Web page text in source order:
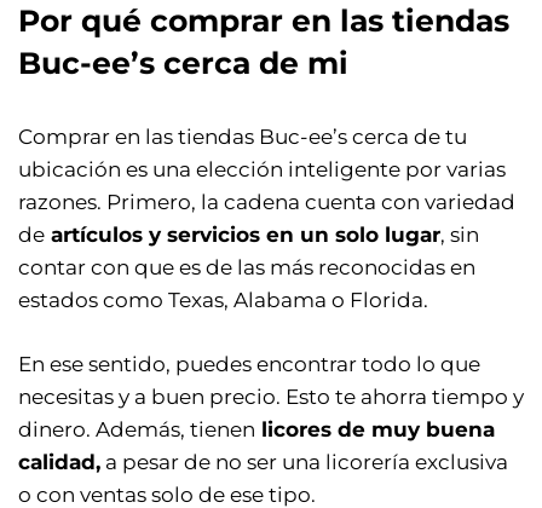
Por qué comprar en las tiendas
Buc-ee’s cerca de mi
Comprar en las tiendas Buc-ee’s cerca de tu
ubicación es una elección inteligente por varias
razones. Primero, la cadena cuenta con variedad
de artículos y servicios en un solo lugar, sin
contar con que es de las más reconocidas en
estados como Texas, Alabama o Florida.
En ese sentido, puedes encontrar todo lo que
necesitas y a buen precio. Esto te ahorra tiempo y
dinero. Además, tienen licores de muy buena
calidad, a pesar de no ser una licorería exclusiva
o con ventas solo de ese tipo.